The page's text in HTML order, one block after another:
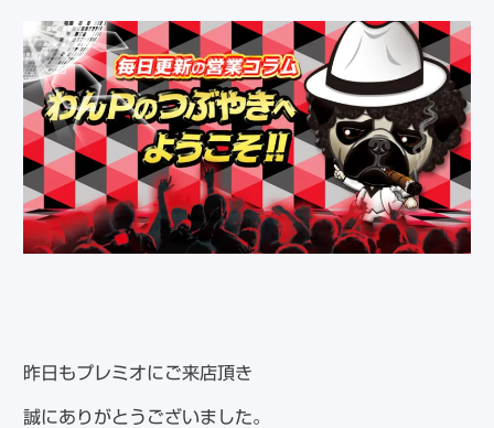
昨日もプレミオにご来店頂き
誠にありがとうございました。